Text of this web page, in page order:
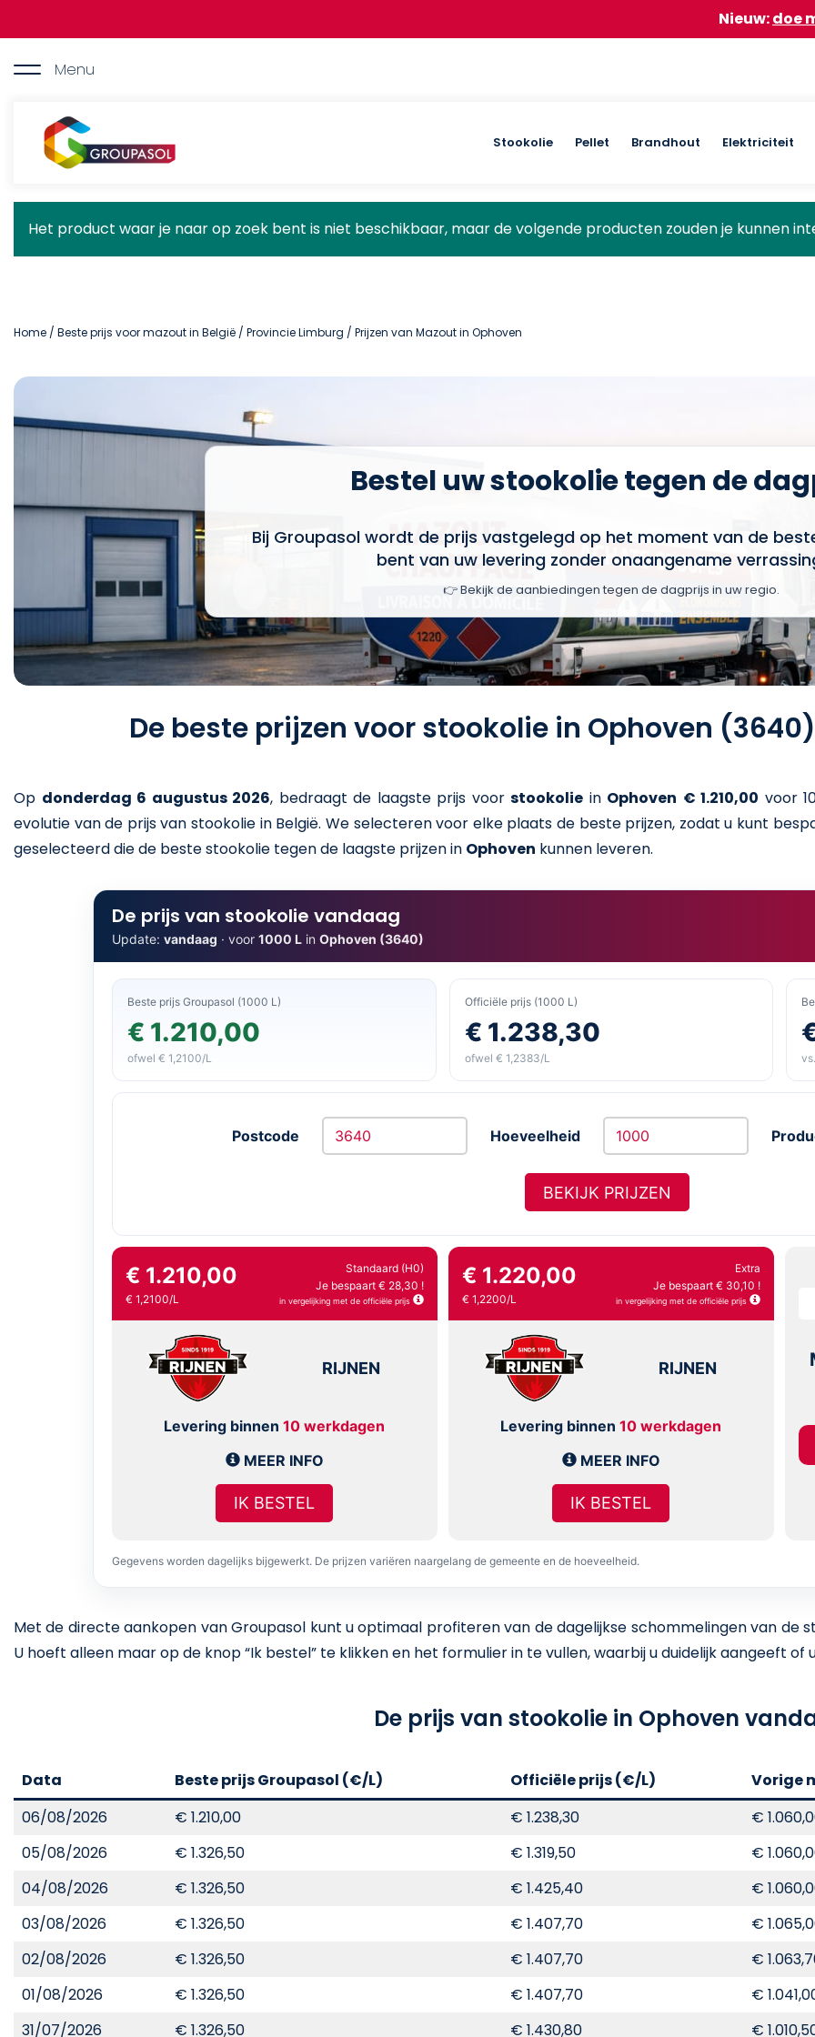
de
doe mee aan
Menu
Groupasol
Main
Stookolie Pellet Brandhout Elektriciteit
Statusbericht
Het product waar je naar op zoek bent is niet beschikbaar, maar de volgende producten zouden je kunnen
Home / Beste prijs voor mazout in België / Provincie Limburg / Prijzen van Mazout in Ophoven
Bestel uw stookolie tegen de
Bij Groupasol wordt de prijs vastgelegd op het moment van de
bent van uw levering zonder onaangename
👉 Bekijk de aanbiedingen tegen de dagprijs in uw regio.
De beste prijzen voor stookolie in Ophoven
Op donderdag 6 augustus 2026, bedraagt de laagste prijs voor stookolie in Ophoven € 1.210,00 voor
evolutie van de prijs van stookolie in België. We selecteren voor elke plaats de beste prijzen, zodat u kunt
geselecteerd die de beste stookolie tegen de laagste prijzen in Ophoven kunnen leveren.
De prijs van stookolie vandaag
Update: vandaag · voor 1000 L in Ophoven (3640)
Beste prijs Groupasol (1000 L)
€ 1.210,00
ofwel € 1,2100/L
Officiële prijs (1000 L)
€ 1.238,30
ofwel € 1,2383/L
Postcode Hoeveelheid
BEKIJK PRIJZEN
€ 1.210,00
€ 1,2100/L
Standaard (H0)
Je bespaart € 28,30 !
in vergelijking met de officiële prijs
RIJNEN
Levering binnen10 werkdagen
MEER INFO
IK BESTEL
€ 1.220,00
€ 1,2200/L
Extra
Je bespaart € 30,10 !
in vergelijking met de officiële prijs
RIJNEN
Levering binnen10 werkdagen
MEER INFO
IK BESTEL
Gegevens worden dagelijks bijgewerkt. De prijzen variëren naargelang de gemeente en de hoeveelheid.
Met de directe aankopen van Groupasol kunt u optimaal profiteren van de dagelijkse schommelingen van de
U hoeft alleen maar op de knop “Ik bestel” te klikken en het formulier in te vullen, waarbij u duidelijk aangeeft of
De prijs van stookolie in Ophoven
Data Beste prijs Groupasol (€/L) Officiële prijs (€/L)
Vorige
06/08/2026
€ 1.210,00 € 1.238,30
€
05/08/2026
€ 1.326,50 € 1.319,50
€
04/08/2026
€ 1.326,50 € 1.425,40
€
03/08/2026
€ 1.326,50 € 1.407,70
€
02/08/2026
€ 1.326,50 € 1.407,70
€
01/08/2026
€ 1.326,50 € 1.407,70
€
31/07/2026
€ 1.326,50 € 1.430,80 €